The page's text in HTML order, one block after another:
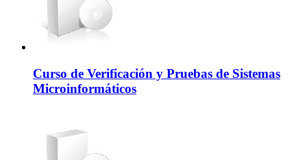
Curso de Verificación y Pruebas de Sistemas
Microinformáticos